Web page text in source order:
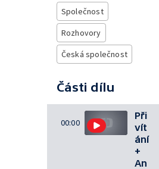
Společnost
Rozhovory
Česká společnost
Části dílu
00:00
Při
vít
ání
+
An